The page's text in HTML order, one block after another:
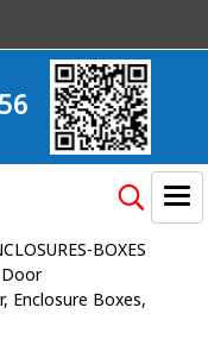
BOXES
Enclosure Boxes,